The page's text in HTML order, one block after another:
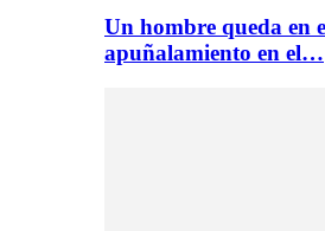
Un hombre queda en
apuñalamiento en el…